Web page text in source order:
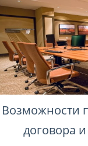
Возможности
договора